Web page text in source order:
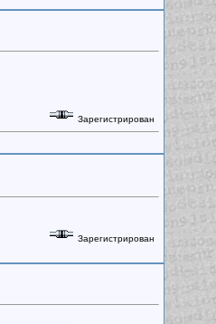
Зарегистрирован
Зарегистрирован